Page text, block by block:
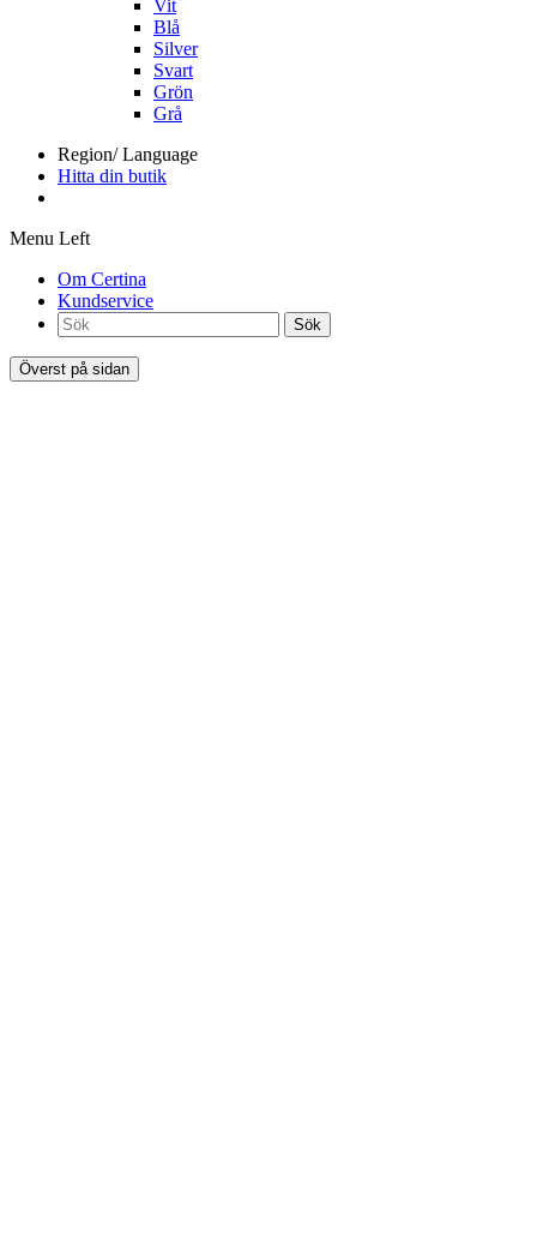
Vit
Blå
Silver
Svart
Grön
Grå
Region/ Language
Hitta din butik
Menu Left
Om Certina
Kundservice
Sök
Överst på sidan